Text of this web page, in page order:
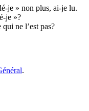
je » non plus, ai-je lu.
je »?
ne l’est pas?
.